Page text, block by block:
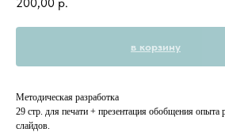
в корзину
Методическая разработка⠀
29 стр. для печати + презентация обобщения опыта
слайдов. ⠀